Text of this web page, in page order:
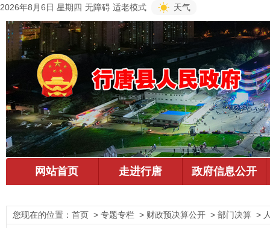
2026年8月6日 星期四 无障碍 适老模式 天气
您现在的位置： 首页 > 专题专栏 > 财政预决算公开 > 部门决算 >